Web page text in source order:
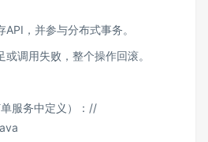
，并参与分布式事务。
调用失败，整个操作回滚。
服务中定义）：//